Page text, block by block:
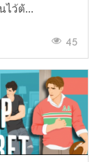
ไว้ตั...
45